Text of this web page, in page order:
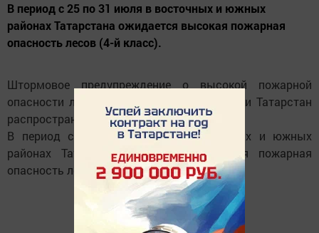
В период с 25 по 31 июля в восточных и южных
районах Татарстана ожидается высокая пожарная
опасность лесов (4-й класс).
Штормовое предупреждение о высокой пожарной
опасности лесов на территории Республики Татарстан
распространил Гидрометцентр РТ.
В период с 25 по 31 июля в восточных и южных
районах Татарстана ожидается высокая пожарная
опасность лесов (4-й класс).